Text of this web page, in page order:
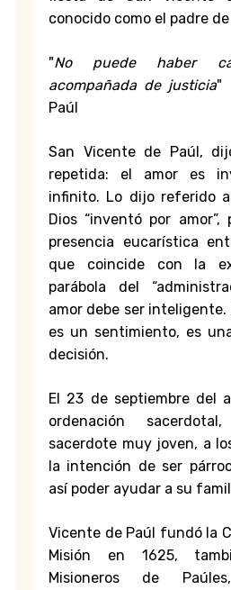
conocido como el padre
"No puede haber
acompañada de justicia"
Paúl
San Vicente de Paúl,
repetida: el amor es
infinito. Lo dijo referido
Dios “inventó por amor”,
presencia eucarística
que coincide con la
parábola del
amor debe ser
es un sentimiento, es
decisión.
El 23 de septiembre del
ordenación
sacerdote muy joven, a
la intención de ser
así poder ayudar a su
Vicente de Paúl fundó la
Misión en 1625,
Misioneros de